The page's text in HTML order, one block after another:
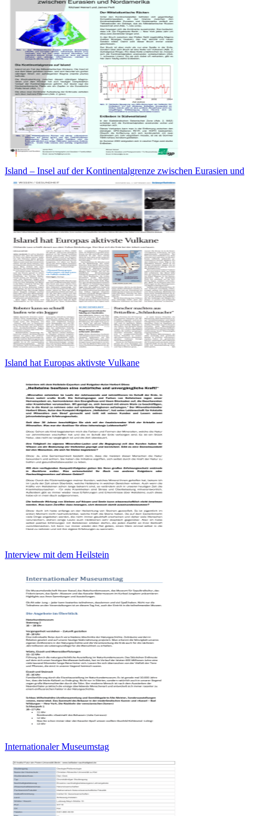
Island – Insel auf der Kontinentalgrenze zwischen Eurasien und
Island hat Europas aktivste Vulkane
Interview mit dem Heilstein
Internationaler Museumstag